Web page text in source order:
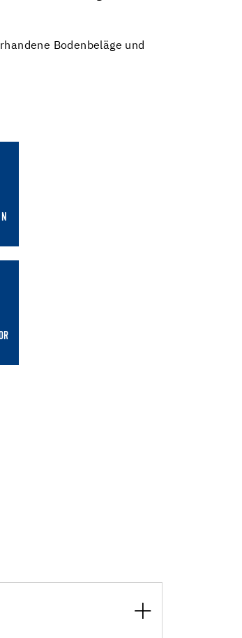
Bodenbeläge und